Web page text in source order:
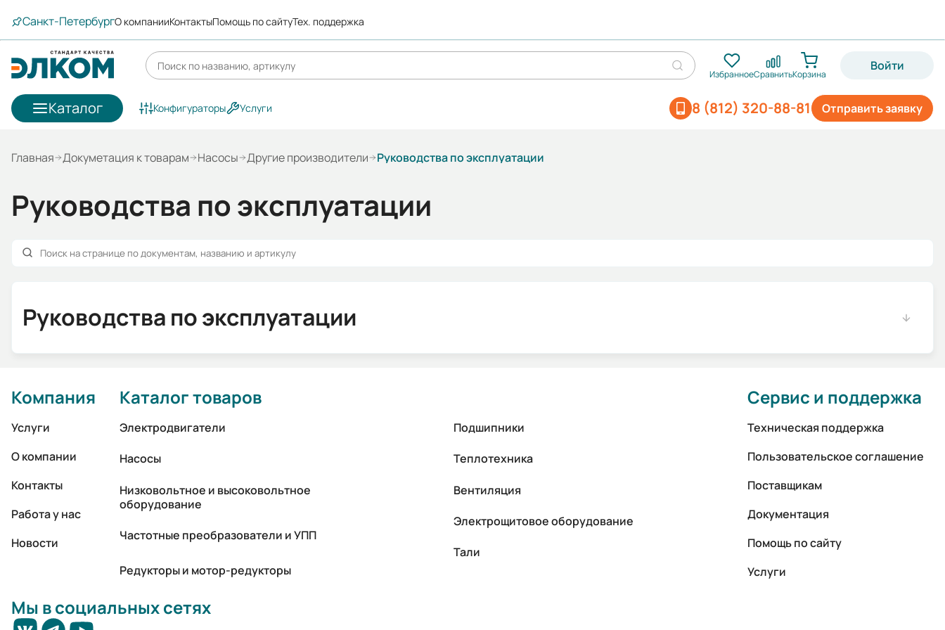
Санкт-ПетербургО компанииКонтактыПомощь по сайтуТех. поддержка
ИзбранноеСравнитьКорзина
Войти
Каталог Отправить заявку
8 (812) 320-88-81
Конфигураторы Услуги
Главная Докуметация к товарам Насосы Другие производители Руководства по эксплуатации
Руководства по эксплуатации
Руководства по эксплуатации
Компания
Услуги
О компании
Контакты
Работа у нас
Новости
Каталог товаров
Электродвигатели
Насосы
Низковольтное и высоковольтное
оборудование
Частотные преобразователи и УПП
Редукторы и мотор-редукторы
Подшипники
Теплотехника
Вентиляция
Электрощитовое оборудование
Тали
Сервис и поддержка
Техническая поддержка
Пользовательское соглашение
Поставщикам
Документация
Помощь по сайту
Услуги
Мы в социальных сетях